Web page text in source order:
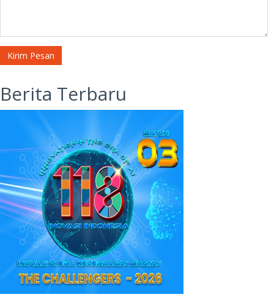
Kirim Pesan
Berita Terbaru